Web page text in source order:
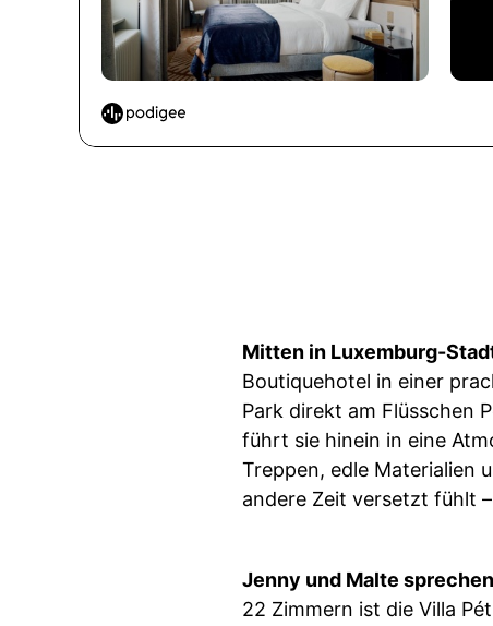
Mitten in Luxemburg-
Boutiquehotel in einer
Park direkt am Flüsschen
führt sie hinein in eine
Treppen, edle Materialien
andere Zeit versetzt fühlt
Jenny und Malte
22 Zimmern ist die Villa